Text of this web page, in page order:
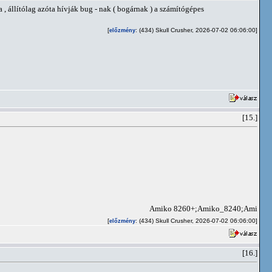
állítólag azóta hívják bug - nak ( bogárnak ) a számítógépes
[előzmény: (434) Skull Crusher, 2026-07-02 06:06:00]
[15.]
Amiko
[előzmény: (434) Skull Crusher, 2026-07-02 06:06:00]
[16.]